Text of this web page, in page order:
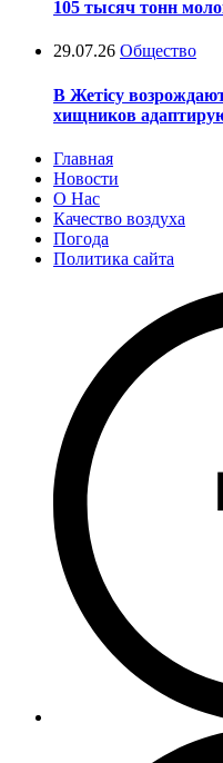
105 тысяч тонн
29.07.26 Общество
В Жетісу
хищников
Главная
Новости
О Нас
Качество воздуха
Погода
Политика сайта